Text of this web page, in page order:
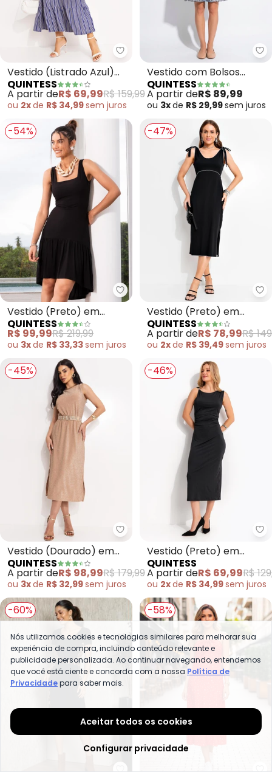
Quintess - Vestido (Listrado
Vestido (Listrado Azul)
em Malha de Viscose
QUINTESS
A partir deR$ 69,99R$ 159,99
ou 2xde R$ 34,99sem juros
Vestido com Bolsos
(Floral Étnico)
QUINTESS
A partir deR$ 89,99
ou 3xde R$ 29,99sem juros
-54%
Quintess - Vestido (Preto) em
Vestido (Preto) em
Viscose Plana Sarjada
QUINTESS
R$ 99,99R$ 219,99
ou 3xde R$ 33,33sem juros
-47%
Vestido (Preto) em
Malha de Algodão
QUINTESS
A partir deR$ 78,99R$
ou 2xde R$ 39,49sem juros
-45%
Quintess - Vestido (Dourado)
Vestido (Dourado) em
Malha com Lurex
QUINTESS
A partir deR$ 98,99R$ 179,99
ou 3xde R$ 32,99sem juros
-46%
Vestido (Preto) em
Malha Fria
QUINTESS
A partir deR$ 69,99R$
ou 2xde R$ 34,99sem juros
-60% -58%
Nós utilizamos cookies e tecnologias similares para melhorar sua
experiência de compra, incluindo conteúdo relevante e
publicidade personalizada. Ao continuar navegando, entendemos
que você está ciente e concorda com a nossa Política de
Privacidadepara saber mais.
Aceitar todos os cookies
Configurar privacidade